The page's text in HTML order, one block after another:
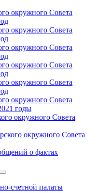
окружного Совета
окружного Совета
окружного Совета
окружного Совета
окружного Совета
окружного Совета
годы
окружного Совета
окружного Совета
о фактах
счетной палаты